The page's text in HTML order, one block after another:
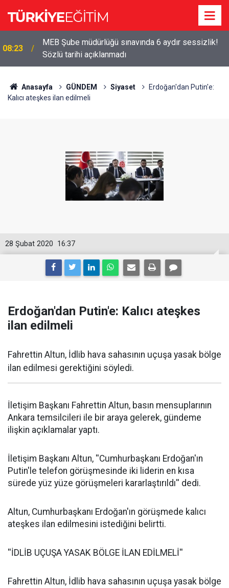
08:23
MEB Şube müdürlüğü sınavında 6 aydır sessizlik!
Sözlü tarihi açıklanmadı
Anasayfa GÜNDEM Siyaset
Erdoğan'dan Putin'e:
Kalıcı ateşkes ilan edilmeli
16:37
28 Şubat 2020
Erdoğan'dan Putin'e: Kalıcı ateşkes
ilan edilmeli
Fahrettin Altun, İdlib hava sahasının uçuşa yasak bölge
ilan edilmesi gerektiğini söyledi.
İletişim Başkanı Fahrettin Altun, basın mensuplarının
Ankara temsilcileri ile bir araya gelerek, gündeme
ilişkin açıklamalar yaptı.
İletişim Başkanı Altun, ''Cumhurbaşkanı Erdoğan'ın
Putin'le telefon görüşmesinde iki liderin en kısa
sürede yüz yüze görüşmeleri kararlaştırıldı'' dedi.
Altun, Cumhurbaşkanı Erdoğan'ın görüşmede kalıcı
ateşkes ilan edilmesini istediğini belirtti.
''İDLİB UÇUŞA YASAK BÖLGE İLAN EDİLMELİ''
Fahrettin Altun, İdlib hava sahasının uçuşa yasak bölge